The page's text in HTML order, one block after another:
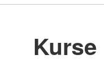
Kurse